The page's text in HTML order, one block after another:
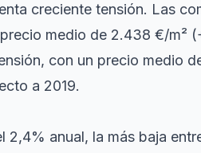
creciente tensión. Las
medio de 2.438 €/m²
con un precio medio
a 2019.
2,4% anual, la más baja